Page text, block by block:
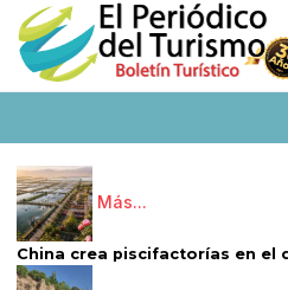
Más...
China crea piscifactorías en el